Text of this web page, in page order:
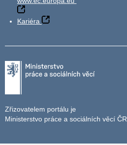
Kariéra
Zřizovatelem portálu je
Ministerstvo práce a sociálních věcí ČR